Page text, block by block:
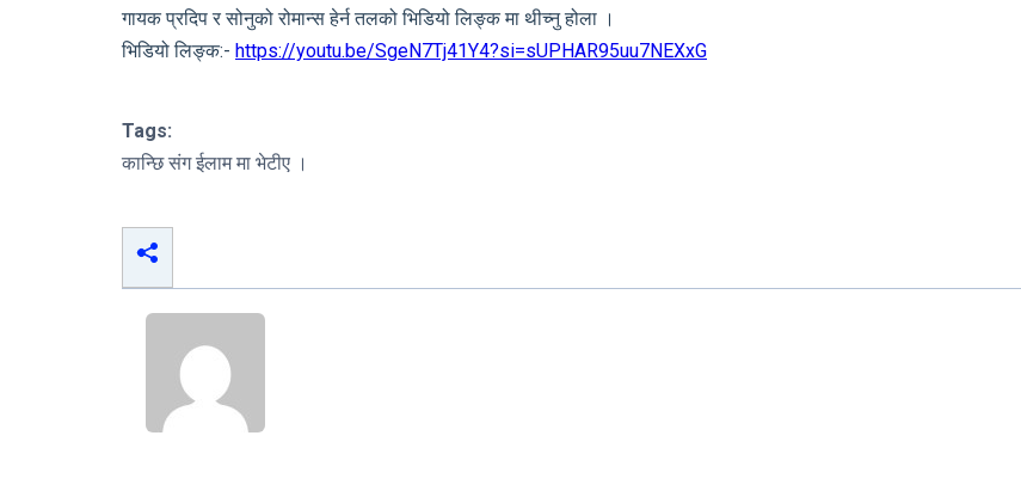
गायक प्रदिप र सोनुको रोमान्स हेर्न तलको भिडियो लिङ्क मा थीच्नु होला ।
भिडियो लिङ्क:- https://youtu.be/SgeN7Tj41Y4?si=sUPHAR95uu7NEXxG
Tags:
कान्छि संग ईलाम मा भेटीए ।